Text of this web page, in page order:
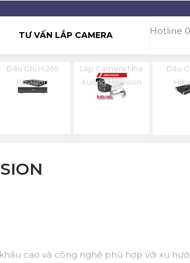
Hotline
TƯ VẤN LẮP CAMERA
Đầu Ghi H.265
Kbvision
Lắp Camera Nhà
Xưởng Hikvision
Đầu
cao và công nghệ phù hợp với xu